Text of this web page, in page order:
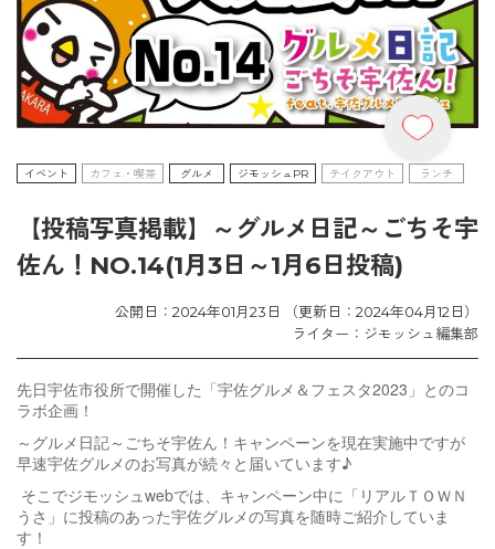
イベント カフェ・喫茶 グルメ ジモッシュPR テイクアウト ランチ
【投稿写真掲載】～グルメ日記～ごちそ宇
佐ん！NO.14(1月3日～1月6日投稿)
公開日：2024年01月23日 （更新日：2024年04月12日）
ライター：ジモッシュ編集部
先日宇佐市役所で開催した「宇佐グルメ＆フェスタ2023」とのコ
ラボ企画！
～グルメ日記～ごちそ宇佐ん！キャンペーンを現在実施中ですが
早速宇佐グルメのお写真が続々と届いています♪
そこでジモッシュwebでは、キャンペーン中に「リアルＴＯＷＮ
うさ」に投稿のあった宇佐グルメの写真を随時ご紹介していま
す！